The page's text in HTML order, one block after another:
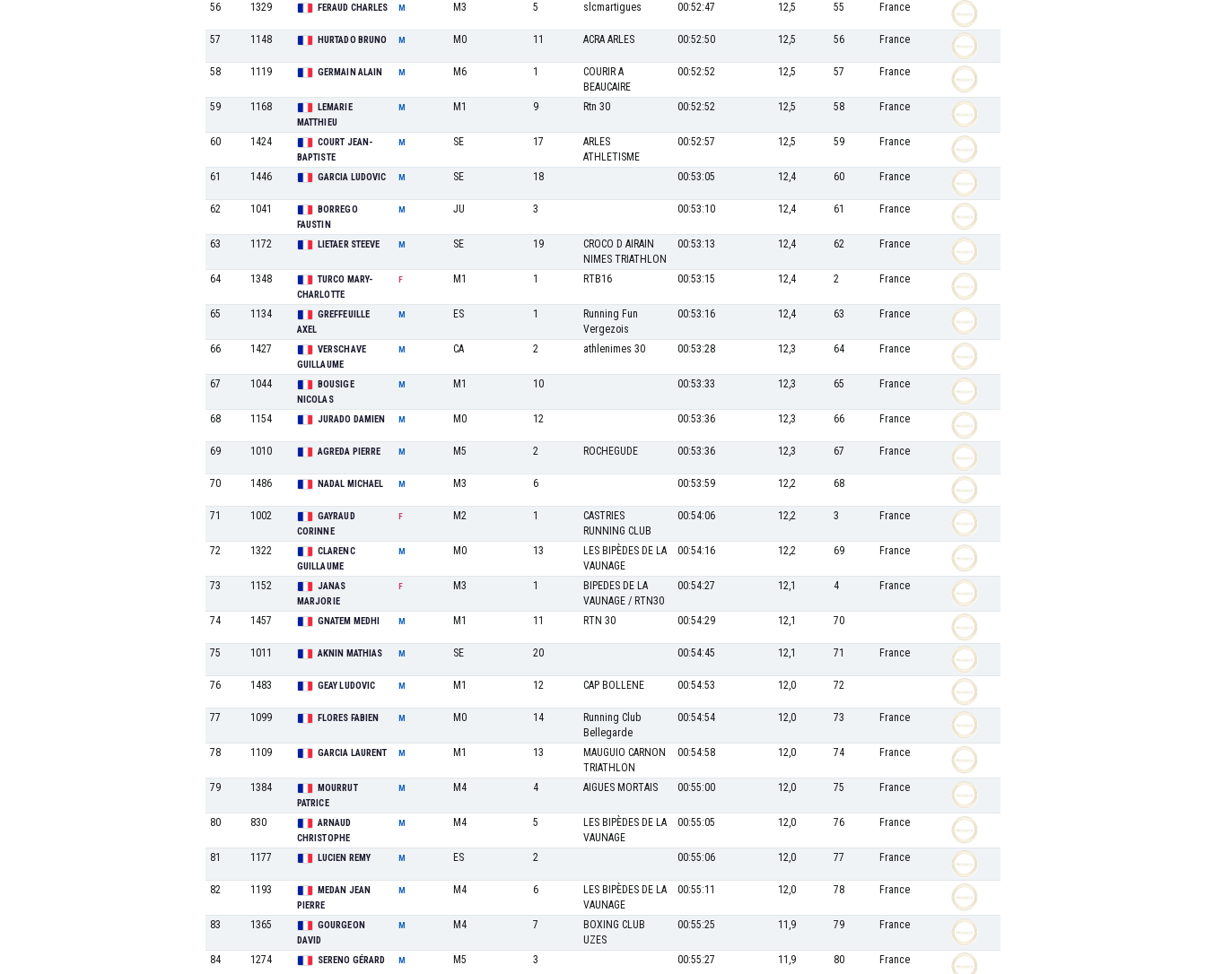
56 1329 FERAUD CHARLES M M3 5 slcmartigues 00:52:47 12,5 55 France
57 1148 HURTADO BRUNO M M0 11 ACRA ARLES 00:52:50 12,5 56 France
58 1119 GERMAIN ALAIN M M6 1
COURIR A
BEAUCAIRE
00:52:52 12,5 57 France
59 1168
LEMARIE
MATTHIEU
M M1 9 Rtn 30 00:52:52 12,5 58 France
60 1424
COURT JEAN-
BAPTISTE
M SE 17
ARLES
ATHLETISME
00:52:57 12,5 59 France
61 1446 GARCIA LUDOVIC M SE 18 00:53:05 12,4 60 France
62 1041
BORREGO
FAUSTIN
M JU 3 00:53:10 12,4 61 France
63 1172 LIETAER STEEVE M SE 19
CROCO D AIRAIN
NIMES TRIATHLON
00:53:13 12,4 62 France
64 1348
TURCO MARY-
CHARLOTTE
F M1 1 RTB16 00:53:15 12,4 2 France
65 1134
GREFFEUILLE
AXEL
M ES 1
Running Fun
Vergezois
00:53:16 12,4 63 France
66 1427
VERSCHAVE
GUILLAUME
M CA 2 athlenimes 30 00:53:28 12,3 64 France
67 1044
BOUSIGE
NICOLAS
M M1 10 00:53:33 12,3 65 France
68 1154 JURADO DAMIEN M M0 12 00:53:36 12,3 66 France
69 1010 AGREDA PIERRE M M5 2 ROCHEGUDE 00:53:36 12,3 67 France
70 1486 NADAL MICHAEL M M3 6 00:53:59 12,2 68
71 1002
GAYRAUD
CORINNE
F M2 1
CASTRIES
RUNNING CLUB
00:54:06 12,2 3 France
72 1322
CLARENC
GUILLAUME
M M0 13
LES BIPÈDES DE LA
VAUNAGE
00:54:16 12,2 69 France
73 1152
JANAS
MARJORIE
F M3 1
BIPEDES DE LA
VAUNAGE / RTN30
00:54:27 12,1 4 France
74 1457 GNATEM MEDHI M M1 11 RTN 30 00:54:29 12,1 70
75 1011 AKNIN MATHIAS M SE 20 00:54:45 12,1 71 France
76 1483 GEAY LUDOVIC M M1 12 CAP BOLLENE 00:54:53 12,0 72
77 1099 FLORES FABIEN M M0 14
Running Club
Bellegarde
00:54:54 12,0 73 France
78 1109 GARCIA LAURENT M M1 13
MAUGUIO CARNON
TRIATHLON
00:54:58 12,0 74 France
79 1384
MOURRUT
PATRICE
M M4 4 AIGUES MORTAIS 00:55:00 12,0 75 France
80 830
ARNAUD
CHRISTOPHE
M M4 5
LES BIPÈDES DE LA
VAUNAGE
00:55:05 12,0 76 France
81 1177 LUCIEN REMY M ES 2 00:55:06 12,0 77 France
82 1193
MEDAN JEAN
PIERRE
M M4 6
LES BIPÈDES DE LA
VAUNAGE
00:55:11 12,0 78 France
83 1365
GOURGEON
DAVID
M M4 7
BOXING CLUB
UZES
00:55:25 11,9 79 France
84 1274 SERENO GÉRARD M M5 3 00:55:27 11,9 80 France